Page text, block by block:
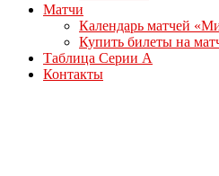
Матчи
Календарь матчей
Купить билеты на
Таблица Серии А
Контакты